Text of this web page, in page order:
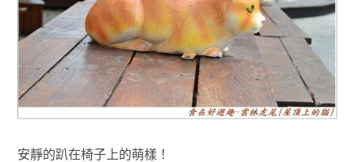
安靜的趴在椅子上的萌樣！